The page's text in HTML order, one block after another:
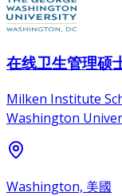
在线卫生管理硕
Milken Institute
Washington
Washington, 美國